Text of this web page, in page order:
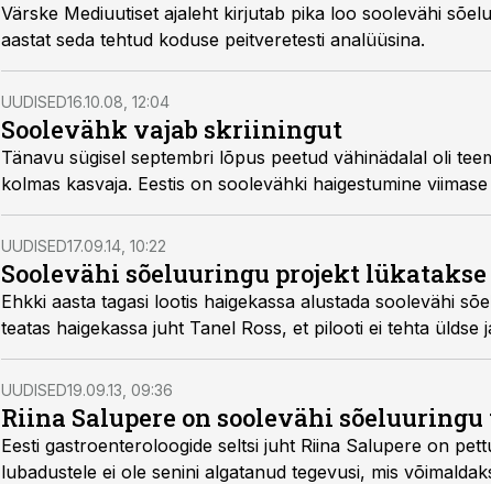
Värske Mediuutiset ajaleht kirjutab pika loo soolevähi
aastat seda tehtud koduse peitveretesti analüüsina.
UUDISED16.10.08, 12:04
Soolevähk vajab skriiningut
Tänavu sügisel septembri lõpus peetud vähinädalal oli teemaks soolevähk, mis on maailmas levimuselt
kolmas kasvaja. Eestis on soolevähki
UUDISED17.09.14, 10:22
Soolevähi sõeluuringu projekt
Ehkki aasta tagasi lootis haigekassa alustada soolevähi
teatas haigekassa juht Tanel Ross, et pilooti ei tehta üldse
UUDISED19.09.13, 09:36
Riina Salupere on soolevähi
Eesti gastroenteroloogide seltsi juht Riina Salupere on
lubadustele ei ole senini algatanud tegevusi, mis